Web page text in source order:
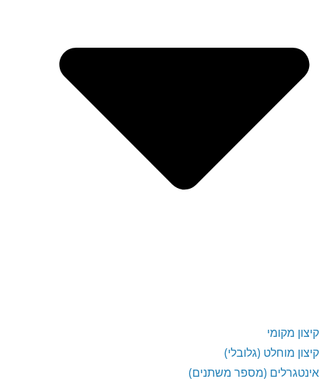
קיצון מקומי
קיצון מוחלט (גלובלי)
אינטגרלים (מספר משתנים)